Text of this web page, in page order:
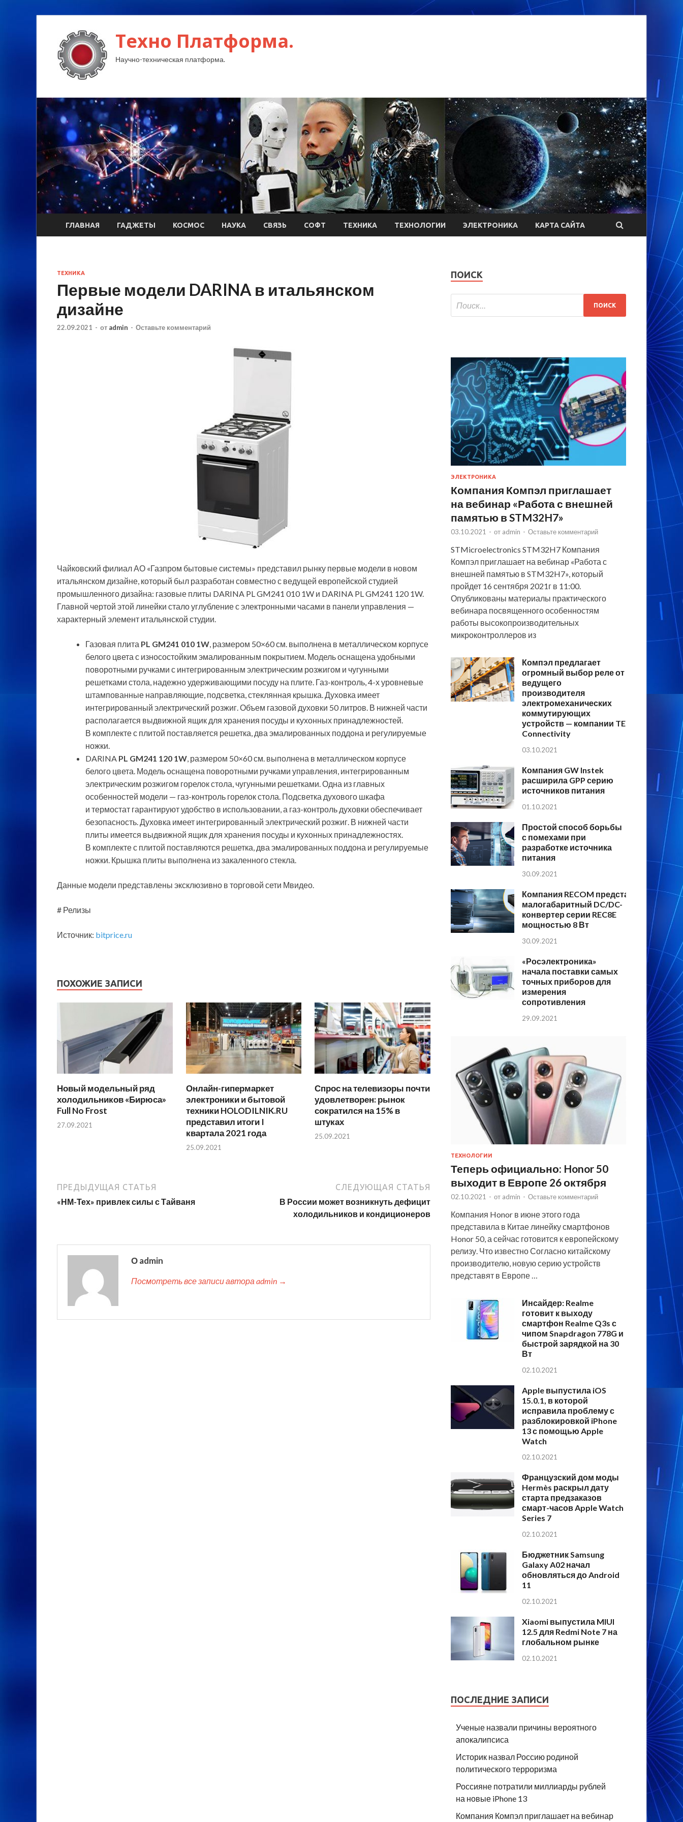
Техно Платформа.
Научно-техническая платформа.
ГЛАВНАЯ ГАДЖЕТЫ КОСМОС НАУКА СВЯЗЬ СОФТ ТЕХНИКА ТЕХНОЛОГИИ ЭЛЕКТРОНИКА КАРТА САЙТА
ТЕХНИКА
Первые модели DARINA в итальянском
дизайне
22.09.2021 - от admin - Оставьте комментарий
Чайковский филиал АО «Газпром бытовые системы» представил рынку первые модели в новом
итальянском дизайне, который был разработан совместно с ведущей европейской студией
промышленного дизайна: газовые плиты DARINA PL GM241 010 1W и DARINA PL GM241 120 1W.
Главной чертой этой линейки стало углубление с электронными часами в панели управления —
характерный элемент итальянской студии.
Газовая плита PL GM241 010 1W , размером 50×60 см. выполнена в металлическом корпусе
белого цвета с износостойким эмалированным покрытием. Модель оснащена удобными
поворотными ручками с интегрированным электрическим розжигом и чугунными
решетками стола, надежно удерживающими посуду на плите. Газ-контроль, 4-х уровневые
штампованные направляющие, подсветка, стеклянная крышка. Духовка имеет
интегрированный электрический розжиг. Объем газовой духовки 50 литров. В нижней части
располагается выдвижной ящик для хранения посуды и кухонных принадлежностей.
В комплекте с плитой поставляется решетка, два эмалированных поддона и регулируемые
ножки.
DARINA PL GM241 120 1W , размером 50×60 см. выполнена в металлическом корпусе
белого цвета. Модель оснащена поворотными ручками управления, интегрированным
электрическим розжигом горелок стола, чугунными решетками. Одна из главных
особенностей модели — газ-контроль горелок стола. Подсветка духового шкафа
и термостат гарантируют удобство в использовании, а газ-контроль духовки обеспечивает
безопасность. Духовка имеет интегрированный электрический розжиг. В нижней части
плиты имеется выдвижной ящик для хранения посуды и кухонных принадлежностях.
В комплекте с плитой поставляются решетка, два эмалированных поддона и регулируемые
ножки. Крышка плиты выполнена из закаленного стекла.
Данные модели представлены эксклюзивно в торговой сети Мвидео.
# Релизы
Источник: bitprice.ru
ПОХОЖИЕ ЗАПИСИ
Новый модельный ряд
холодильников «Бирюса»
Full No Frost
27.09.2021
Онлайн-гипермаркет
электроники и бытовой
техники HOLODILNIK.RU
представил итоги I
квартала 2021 года
25.09.2021
Спрос на телевизоры почти
удовлетворен: рынок
сократился на 15% в
штуках
25.09.2021
ПРЕДЫДУЩАЯ СТАТЬЯ
«НМ-Тех» привлек силы с Тайваня
СЛЕДУЮЩАЯ СТАТЬЯ
В России может возникнуть дефицит
холодильников и кондиционеров
О admin
Посмотреть все записи автора admin →
ПОИСК
ЭЛЕКТРОНИКА
Компания Компэл приглашает
на вебинар «Работа с внешней
памятью в STM32H7»
03.10.2021 - от admin - Оставьте комментарий
STMicroelectronics STM32H7 Компания
Компэл приглашает на вебинар «Работа с
внешней памятью в STM32H7», который
пройдет 16 сентября 2021г в 11:00.
Опубликованы материалы практического
вебинара посвященного особенностям
работы высокопроизводительных
микроконтроллеров из
Компэл предлагает
огромный выбор реле от
ведущего
производителя
электромеханических
коммутирующих
устройств — компании TE
Connectivity
03.10.2021
Компания GW Instek
расширила GPP серию
источников питания
01.10.2021
Простой способ борьбы
с помехами при
разработке источника
питания
30.09.2021
Компания RECOM представляет
малогабаритный DC/DC-
конвертер серии REC8E
мощностью 8 Вт
30.09.2021
«Росэлектроника»
начала поставки самых
точных приборов для
измерения
сопротивления
29.09.2021
ТЕХНОЛОГИИ
Теперь официально: Honor 50
выходит в Европе 26 октября
02.10.2021 - от admin - Оставьте комментарий
Компания Honor в июне этого года
представила в Китае линейку смартфонов
Honor 50, а сейчас готовится к европейскому
релизу. Что известно Согласно китайскому
производителю, новую серию устройств
представят в Европе …
Инсайдер: Realme
готовит к выходу
смартфон Realme Q3s с
чипом Snapdragon 778G и
быстрой зарядкой на 30
Вт
02.10.2021
Apple выпустила iOS
15.0.1, в которой
исправила проблему с
разблокировкой iPhone
13 с помощью Apple
Watch
02.10.2021
Французский дом моды
Hermès раскрыл дату
старта предзаказов
смарт-часов Apple Watch
Series 7
02.10.2021
Бюджетник Samsung
Galaxy A02 начал
обновляться до Android
11
02.10.2021
Xiaomi выпустила MIUI
12.5 для Redmi Note 7 на
глобальном рынке
02.10.2021
ПОСЛЕДНИЕ ЗАПИСИ
Ученые назвали причины вероятного
апокалипсиса
Историк назвал Россию родиной
политического терроризма
Россияне потратили миллиарды рублей
на новые iPhone 13
Компания Компэл приглашает на вебинар